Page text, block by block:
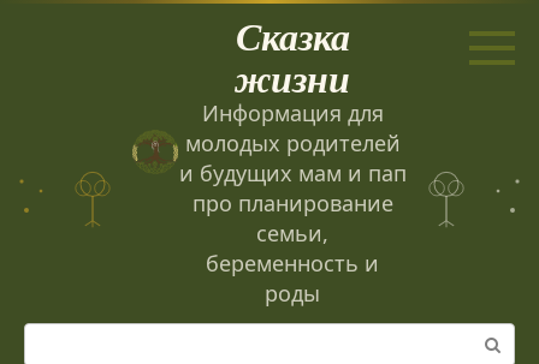
Сказка
жизни
Информация для
молодых родителей
и будущих мам и пап
про планирование
семьи,
беременность и
роды
Поиск: